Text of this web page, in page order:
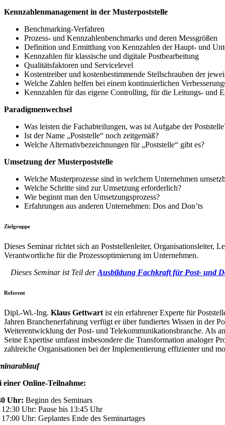
Kennzahlenmanagement in der Musterpoststelle
Benchmarking-Verfahren
Prozess- und Kennzahlenbenchmarks und deren Messgrößen
Definition und Ermittlung von Kennzahlen der Haupt- und
Kennzahlen für klassische und digitale Postbearbeitung
Qualitätsfaktoren und Servicelevel
Kostentreiber und kostenbestimmende Stellschrauben der
Welche Zahlen helfen bei einem kontinuierlichen
Kennzahlen für das eigene Controlling, für die Leitungs- und
Paradigmenwechsel
Was leisten die Fachabteilungen, was ist Aufgabe der
Ist der Name „Poststelle“ noch zeitgemäß?
Welche Alternativbezeichnungen für „Poststelle“ gibt es?
Umsetzung der Musterpoststelle
Welche Musterprozesse sind in welchem Unternehmen
Welche Schritte sind zur Umsetzung erforderlich?
Wie beginnt man den Umsetzungsprozess?
Erfahrungen aus anderen Unternehmen: Dos and Don’ts
Zielgruppe
Dieses Seminar richtet sich an Poststellenleiter, Organisationsleiter,
Verantwortliche für die Prozessoptimierung im Unternehmen.
Dieses Seminar ist Teil derAusbildung Fachkraft für Post- und
Referent
Dipl.-Wi.-Ing. Klaus Gettwart ist ein erfahrener Experte für
Jahren Branchenerfahrung verfügt er über fundiertes Wissen in der
Weiterentwicklung der Post- und Telekommunikationsbranche. Als
Seine Expertise umfasst insbesondere die Transformation analoger
zahlreiche Organisationen bei der Implementierung effizienter und
einer Online-Teilnahme:
Uhr: Beginn des Seminars
12:30 Uhr: Pause bis 13:45 Uhr
17:00 Uhr: Geplantes Ende des Seminartages